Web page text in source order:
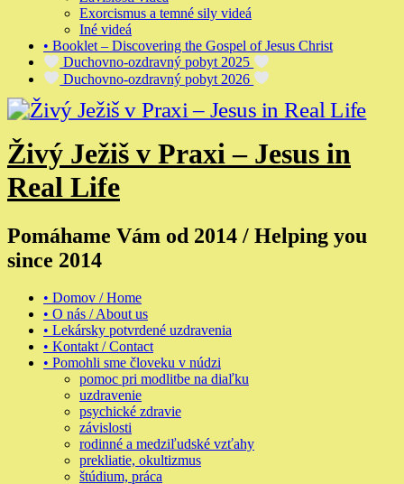
Exorcismus a temné sily videá
Iné videá
• Booklet – Discovering the Gospel of Jesus Christ
Duchovno-ozdravný pobyt 2025
Duchovno-ozdravný pobyt 2026
Živý Ježiš v Praxi – Jesus in
Real Life
Pomáhame Vám od 2014 / Helping you
since 2014
• Domov / Home
• O nás / About us
• Lekársky potvrdené uzdravenia
• Kontakt / Contact
• Pomohli sme človeku v núdzi
pomoc pri modlitbe na diaľku
uzdravenie
psychické zdravie
závislosti
rodinné a medziľudské vzťahy
prekliatie, okultizmus
štúdium, práca